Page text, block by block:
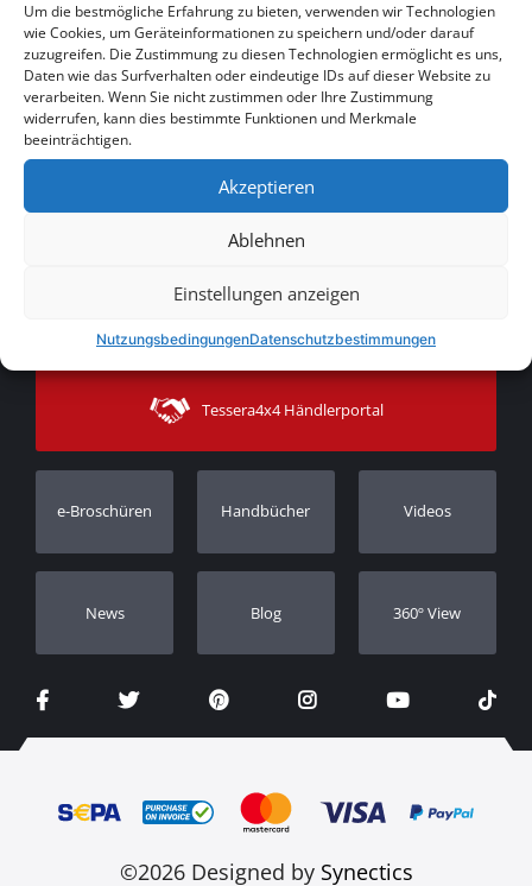
Um die bestmögliche Erfahrung zu bieten, verwenden wir Technologien
wie Cookies, um Geräteinformationen zu speichern und/oder darauf
zuzugreifen. Die Zustimmung zu diesen Technologien ermöglicht es uns,
Daten wie das Surfverhalten oder eindeutige IDs auf dieser Website zu
verarbeiten. Wenn Sie nicht zustimmen oder Ihre Zustimmung
widerrufen, kann dies bestimmte Funktionen und Merkmale
beeinträchtigen.
Akzeptieren
Ablehnen
Einstellungen anzeigen
NutzungsbedingungenDatenschutzbestimmungen
(+30) 6947901533
Allgemeine Geschäftsbedingungen
Sehen Sie unsere Nachrichten
Sitemap
Zahlungsarten
Versandarten
KUNDENBETREUUNG
Kontakt
Kundendienst
Bestellung verfolgen
Händler
Tessera4x4 Händlerportal
e-Broschüren Handbücher Videos
Νews Blog 360º View
©2026 Designed by Synectics